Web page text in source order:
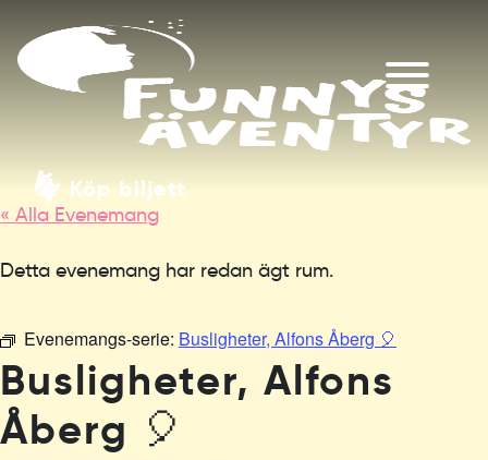
Köp biljett
« Alla Evenemang
Detta evenemang har redan ägt rum.
Evenemangs-serie: Busligheter, Alfons Åberg 🎈
Busligheter, Alfons
Åberg 🎈